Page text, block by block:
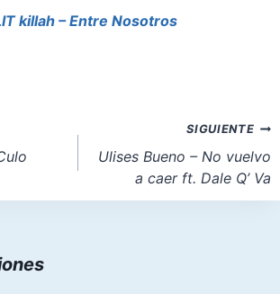
killah – Entre Nosotros
SIGUIENTE
Ulises Bueno – No vuelvo
a caer ft. Dale Q’ Va